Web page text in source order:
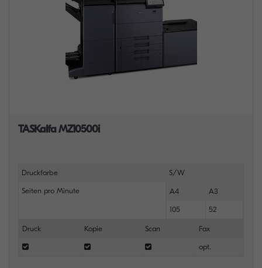
TASKalfa MZ10500i
Druckfarbe S/W
Seiten pro Minute A4 A3
105 52
Druck Kopie Scan Fax
opt.